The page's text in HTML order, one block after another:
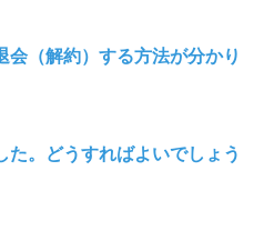
会（解約）する方法が分かり
た。どうすればよいでしょう